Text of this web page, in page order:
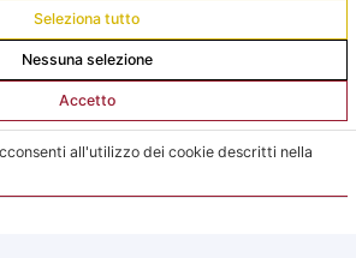
Pomeriggio:
giovedì dalle 15:00 alle 18:00
su appuntamento
trova al C.s. Pertini con accesso da
al primo piano, dopo la Segreteria.
Seleziona tutto
Nessuna selezione
Accetto
all'utilizzo dei cookie descritti nella